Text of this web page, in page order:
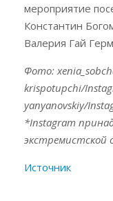
мероприятие
Константин
Валерия Гай
Фото:
krispotupchi/
yanyanovskiy/
*Instagram
экстремистской
Источник